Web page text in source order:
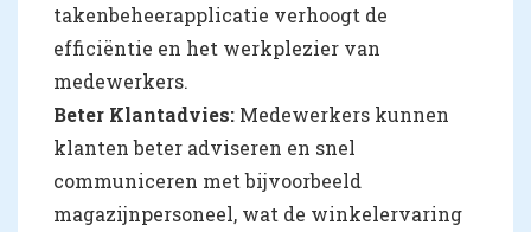
takenbeheerapplicatie verhoogt de
efficiëntie en het werkplezier van
medewerkers.
Beter Klantadvies: Medewerkers kunnen
klanten beter adviseren en snel
communiceren met bijvoorbeeld
magazijnpersoneel, wat de winkelervaring